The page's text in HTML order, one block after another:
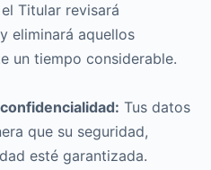
Titular revisará
eliminará aquellos
un tiempo considerable.
Tus datos
que su seguridad,
esté garantizada.